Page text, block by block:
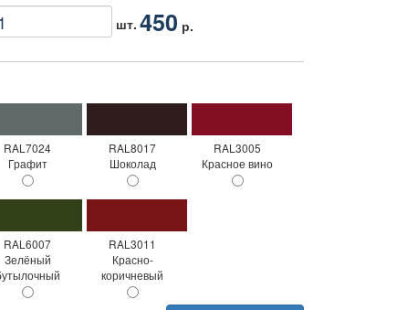
шт. 450 р.
RAL7024
Графит
RAL8017
Шоколад
RAL3005
Красное вино
RAL6007
Зелёный
RAL3011
Красно-
коричневый